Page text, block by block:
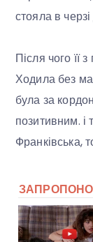
стояла в
Після чого її
Ходила без
була за
позитивним. і
Франківська,